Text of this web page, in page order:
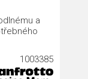
a
1003385